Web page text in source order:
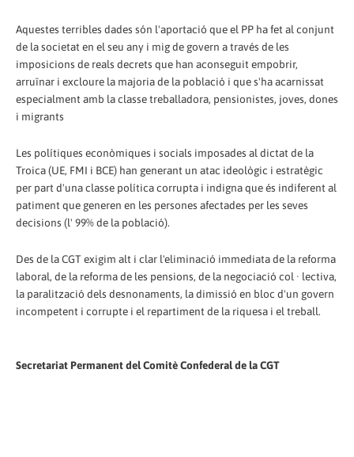
Aquestes terribles dades són l'aportació que el PP ha fet al conjunt
de la societat en el seu any i mig de govern a través de les
imposicions de reals decrets que han aconseguit empobrir,
arruïnar i excloure la majoria de la població i que s'ha acarnissat
especialment amb la classe treballadora, pensionistes, joves, dones
i migrants
Les polítiques econòmiques i socials imposades al dictat de la
Troica (UE, FMI i BCE) han generant un atac ideològic i estratègic
per part d'una classe política corrupta i indigna que és indiferent al
patiment que generen en les persones afectades per les seves
decisions (l' 99% de la població).
Des de la CGT exigim alt i clar l'eliminació immediata de la reforma
laboral, de la reforma de les pensions, de la negociació col · lectiva,
la paralització dels desnonaments, la dimissió en bloc d'un govern
incompetent i corrupte i el repartiment de la riquesa i el treball.
Secretariat Permanent del Comitè Confederal de la CGT